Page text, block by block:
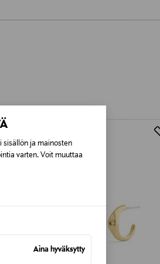
sisällön ja mainosten
varten. Voit muuttaa
Aina hyväksytty
on saatavilla valittuun osoitteeseen.